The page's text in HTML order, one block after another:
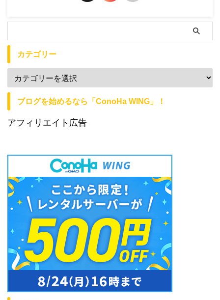
カテゴリー
ブログを始めるなら「ConoHa WING」！
アフィリエイト広告